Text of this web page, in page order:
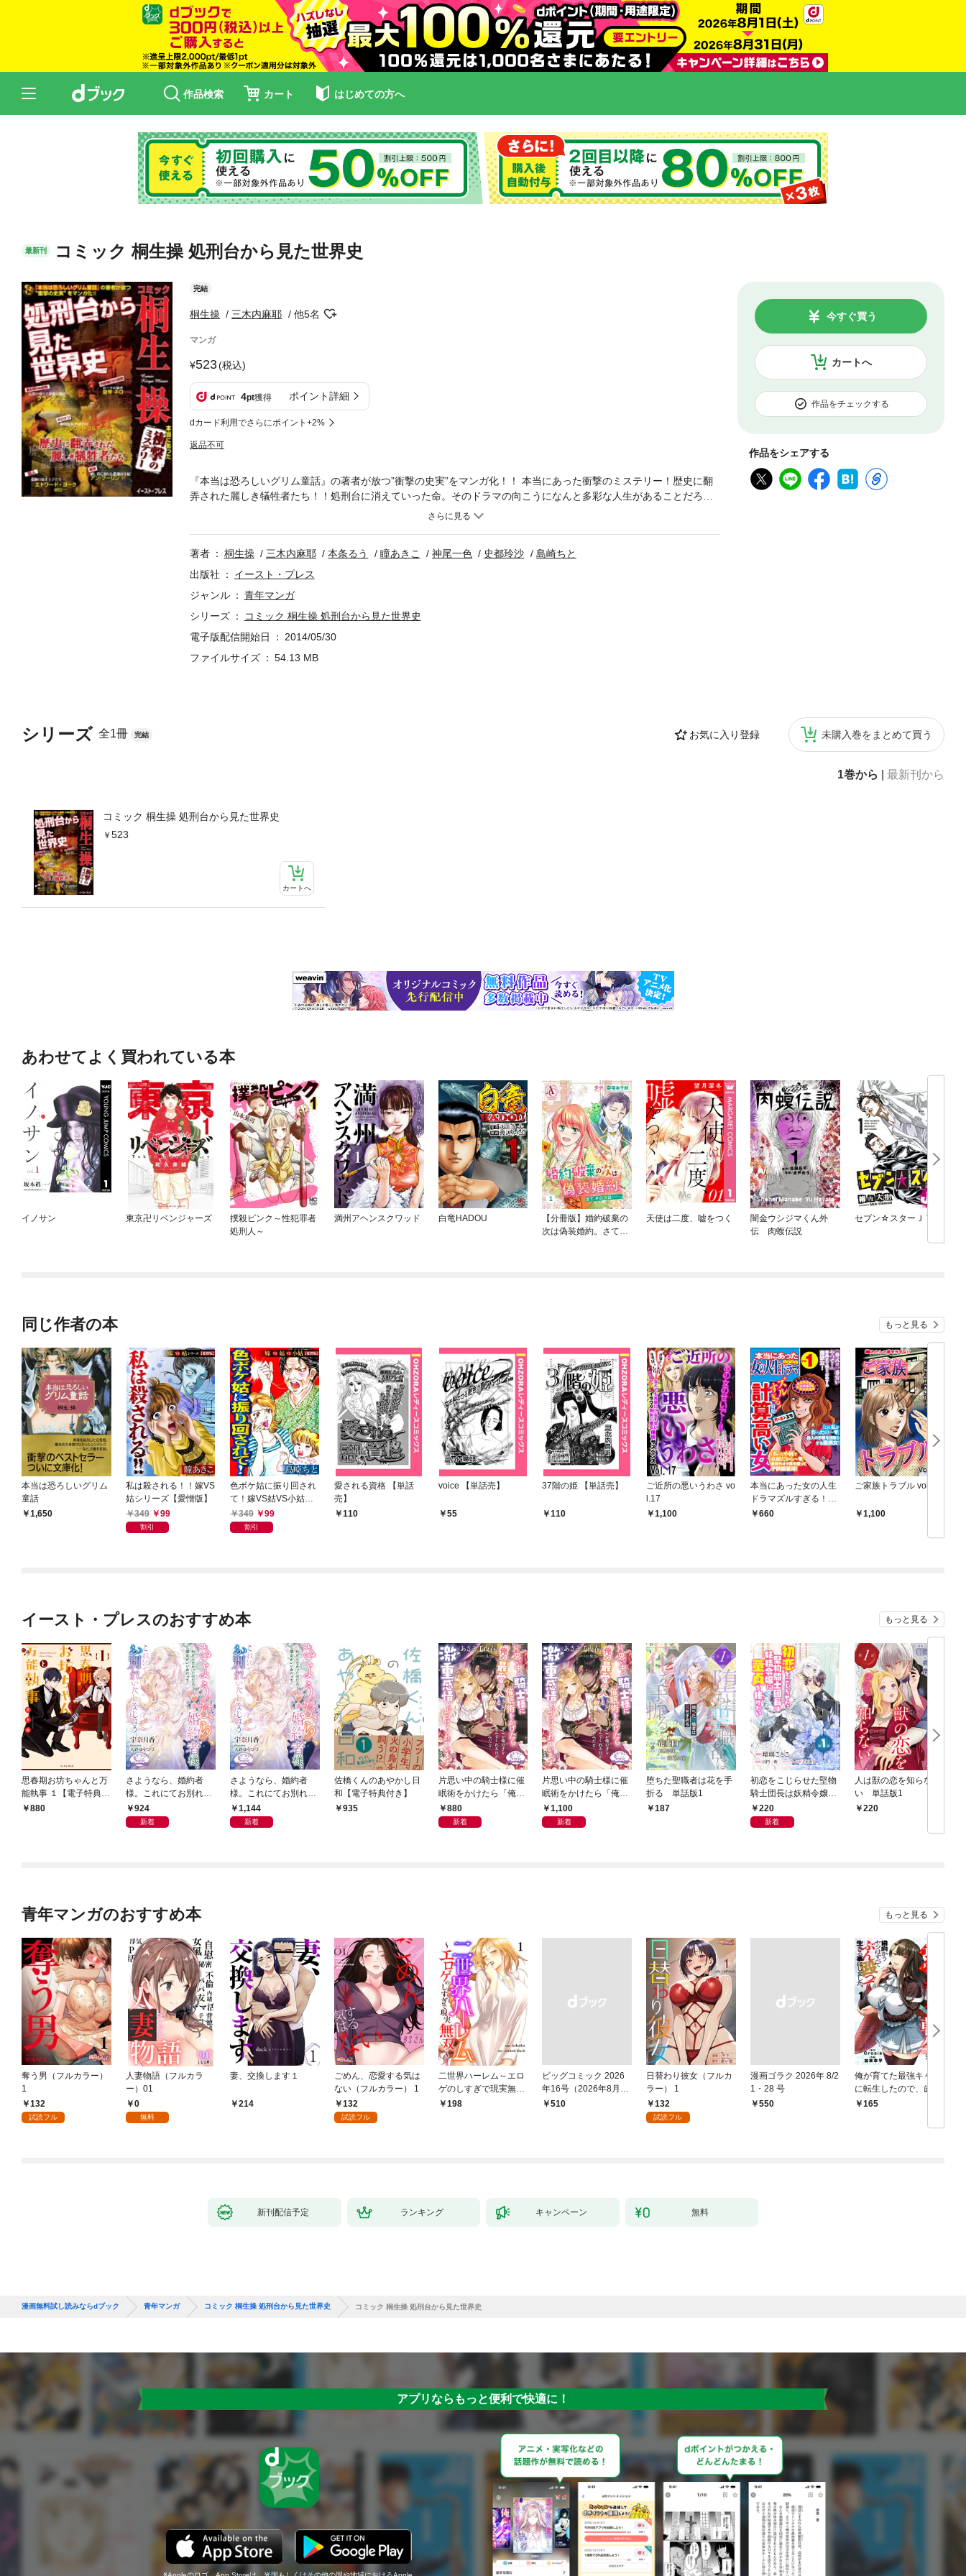
作品検索 カート はじめての方へ
最新刊 コミック 桐生操 処刑台から見た世界史
完結
桐生操 三木内麻耶 他5名
マンガ
523(税込)
4pt獲得 ポイント詳細
dカード利用でさらにポイント+2%
返品不可
カートへ
今すぐ買う
作品をチェックする
作品をシェアする
シリーズ 全1冊 完結 お気に入り登録 未購入巻をまとめて買う
1巻から 最新刊から
コミック 桐生操 処刑台から見た世界史
523
カートへ
『本当は恐ろしいグリム童話』の著者が放つ”衝撃の史実”をマンガ化！！ 本当にあった衝撃のミステリー！歴史に翻
弄された麗しき犠牲者たち！！処刑台に消えていった命。そのドラマの向こうになんと多彩な人生があることだろ
う。処刑台でのひとこまは、いわばその人が生きてきたドラマチックな『人生』そのものではないだろうか。しか
著者
桐生操 三木内麻耶 本条るう 瞳あきこ 神尾一色 史都玲沙
島崎ちと
出版社
イースト・プレス
ジャンル
青年マンガ
シリーズ
コミック 桐生操 処刑台から見た世界史
電子版配信開始日
2014/05/30
ファイルサイズ
54.13 MB
あわせてよく買われている本
イノサン 東京卍リベンジャーズ
撲殺ピンク～性犯罪者
処刑人～
満州アヘンスクワッド 白竜HADOU
【分冊版】婚約破棄の
次は偽装婚約。さて、
天使は二度、嘘をつく
闇金ウシジマくん外
伝 肉蝮伝説
セブン☆スターＪＴ
同じ作者の本 もっと見る
本当は恐ろしいグリム
童話
1,650
私は殺される！！嫁VS
姑シリーズ【愛憎版】
349
99
割引
色ボケ姑に振り回され
て！嫁VS姑VS小姑
【愛憎版】
349 99
割引
愛される資格 【単話
売】
110
voice 【単話売】
55
37階の姫 【単話売】
110
ご近所の悪いうわさ vo
l.17
1,100
本当にあった女の人生
ドラマズルすぎる！計
算高い女 Vol.1
660
ご家族トラブル vol.12
1,100
イースト・プレスのおすすめ本 もっと見る
思春期お坊ちゃんと万
能執事 １【電子特典付
き】880
さようなら、婚約者
様。これにてお別れい
たしましょう
924
新着
さようなら、婚約者
様。これにてお別れい
たしましょう【電子書
籍特装版】
1,144
新着
佐橋くんのあやかし日
和【電子特典付き】
935
片思い中の騎士様に催
眠術をかけたら「俺の
最愛の人」と激重感情
をぶつけられています
880
新着
片思い中の騎士様に催
眠術をかけたら「俺の
最愛の人」と激重感情
をぶつけられています
1,100
新着
堕ちた聖職者は花を手
折る 単話版1
187
初恋をこじらせた堅物
騎士団長は妖精令嬢に
童貞を捧げたい 単話
版1
220
新着
人は獣の恋を知らな
い 単話版1
220
青年マンガのおすすめ本 もっと見る
奪う男（フルカラー）
1
132
試読フル
人妻物語（フルカラ
ー）01
0
無料
妻、交換します１
214
ごめん、恋愛する気は
ない（フルカラー） 1
132
試読フル
二世界ハーレム～エロ
ゲのしすぎで現実無双
～１198
ビッグコミック 2026
年16号（2026年8月7
日発売）
￥510
日替わり彼女（フルカ
ラー） 1
132
試読フル
漫画ゴラク 2026年 8/2
1・28 号
￥550
俺が育てた最強キャラ
に転生したので、歯向
かうヤツはすべてぶん
165
新刊配信予定 ランキング キャンペーン 無料
漫画無料試し読みならdブック 青年マンガ コミック 桐生操 処刑台から見た世界史 コミック 桐生操 処刑台から見た世界史
アプリならもっと便利で快適に！